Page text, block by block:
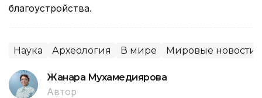
благоустройства.
Наука Археология В мире Мировые новости
Жанара Мухамедиярова
Автор